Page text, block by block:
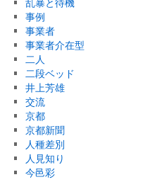
事例
事業者
事業者介在型
二人
二段ベッド
井上芳雄
交流
京都
京都新聞
人種差別
人見知り
今邑彩